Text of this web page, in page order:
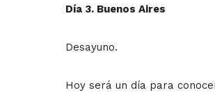
Día 3. Buenos Aires
Desayuno.
Hoy será un día para